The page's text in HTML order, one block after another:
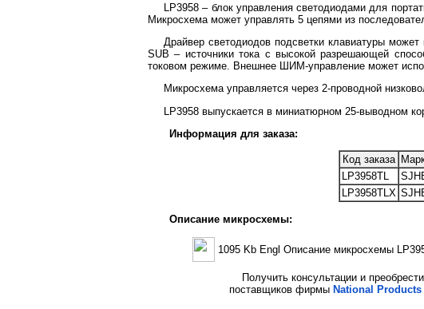
LP3958 – блок управления светодиодами для
Микросхема может управлять 5 цепями из
Драйвер светодиодов подсветки клавиатуры
SUB – источники тока с высокой разрешающей
токовом режиме. Внешнее ШИМ-управление может
Микросхема управляется через 2-проводной
LP3958 выпускается в миниатюрном 25-выводном
Информация для заказа:
Код заказа
LP3958TL
LP3958TLX
Описание микросхемы:
1095 Kb Engl Описание микросхемы
Получить консультации и
поставщиков фирмы National Products